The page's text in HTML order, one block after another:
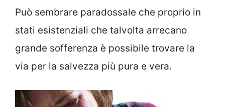
Può sembrare paradossale che proprio in
stati esistenziali che talvolta arrecano
grande sofferenza è possibile trovare la
via per la salvezza più pura e vera.